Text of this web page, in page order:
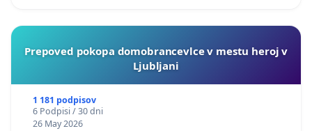
Prepoved pokopa domobrancevlce v mestu heroj v
Ljubljani
1 181 podpisov
6 Podpisi / 30 dni
26 May 2026